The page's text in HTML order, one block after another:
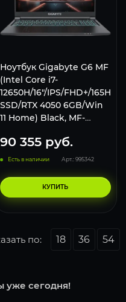
16Gb/512Gb
Ноутбук Gigabyte G6 MF
(Intel Core i7-
12650H/16"/IPS/FHD+/165Hz/
SSD/RTX 4050 6GB/Win
11 Home) Black, MF-
90 355руб.
Есть в наличии Арт.: 995342
КУПИТЬ
по: 18 36 54
уже сегодня!